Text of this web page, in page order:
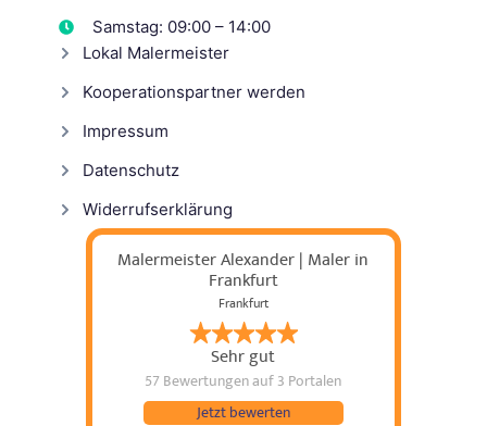
Samstag: 09:00 – 14:00
Lokal Malermeister
Kooperationspartner werden
Impressum
Datenschutz
Widerrufserklärung
Malermeister Alexander | Maler in
Frankfurt
Frankfurt
Sehr gut
57 Bewertungenauf 3 Portalen
Jetzt bewerten